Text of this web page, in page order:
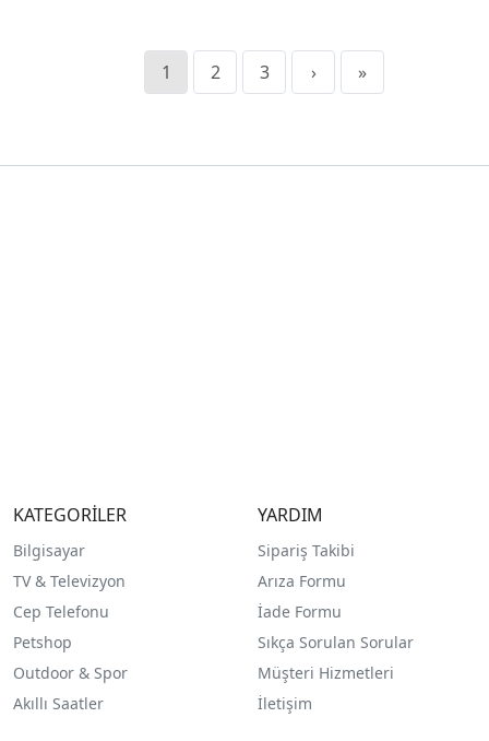
1 2 3 › »
KATEGORİLER
Bilgisayar
TV & Televizyon
Cep Telefonu
Petshop
Outdoor & Spor
Akıllı Saatler
YARDIM
Sipariş Takibi
Arıza Formu
İade Formu
Sıkça Sorulan Sorular
Müşteri Hizmetleri
İletişim